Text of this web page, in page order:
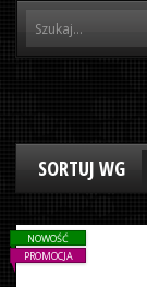
SORTUJ WG
NOWOŚĆ
PROMOCJA